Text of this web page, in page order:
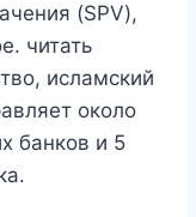
(SPV),
читать
исламский
около
банков и 5